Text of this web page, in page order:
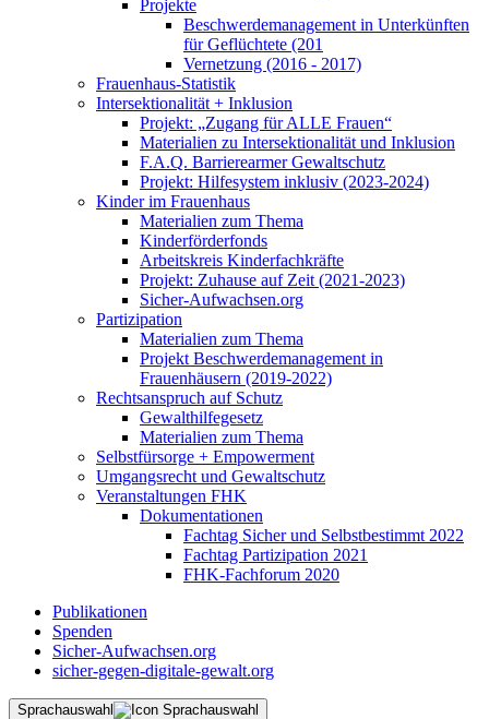
Projekte
Beschwerdemanagement in Unterkünften
für Geflüchtete (201
Vernetzung (2016 - 2017)
Frauenhaus-Statistik
Intersektionalität + Inklusion
Projekt: „Zugang für ALLE Frauen“
Materialien zu Intersektionalität und Inklusion
F.A.Q. Barrierearmer Gewaltschutz
Projekt: Hilfesystem inklusiv (2023-2024)
Kinder im Frauenhaus
Materialien zum Thema
Kinderförderfonds
Arbeitskreis Kinderfachkräfte
Projekt: Zuhause auf Zeit (2021-2023)
Sicher-Aufwachsen.org
Partizipation
Materialien zum Thema
Projekt Beschwerdemanagement in
Frauenhäusern (2019-2022)
Rechtsanspruch auf Schutz
Gewalthilfegesetz
Materialien zum Thema
Selbstfürsorge + Empowerment
Umgangsrecht und Gewaltschutz
Veranstaltungen FHK
Dokumentationen
Fachtag Sicher und Selbstbestimmt 2022
Fachtag Partizipation 2021
FHK-Fachforum 2020
Publikationen
Spenden
Sicher-Aufwachsen.org
sicher-gegen-digitale-gewalt.org
Sprachauswahl